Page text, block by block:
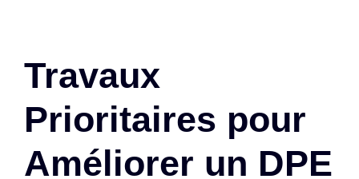
Travaux
Prioritaires pour
Améliorer un DPE